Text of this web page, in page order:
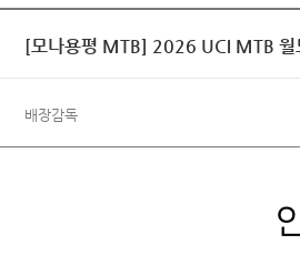
[모나용평 MTB] 2026 UCI MTB 월
배장감독